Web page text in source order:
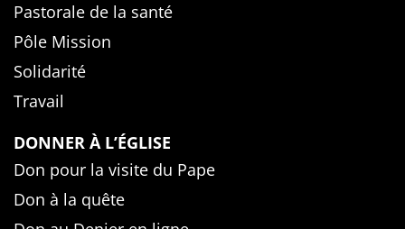
Pastorale de la santé
Pôle Mission
Solidarité
Travail
DONNER À L’ÉGLISE
Don pour la visite du Pape
Don à la quête